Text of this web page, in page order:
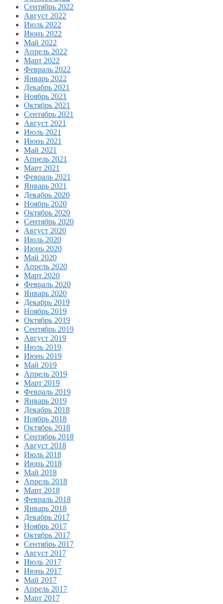
Сентябрь 2022
Август 2022
Июль 2022
Июнь 2022
Май 2022
Апрель 2022
Март 2022
Февраль 2022
Январь 2022
Декабрь 2021
Ноябрь 2021
Октябрь 2021
Сентябрь 2021
Август 2021
Июль 2021
Июнь 2021
Май 2021
Апрель 2021
Март 2021
Февраль 2021
Январь 2021
Декабрь 2020
Ноябрь 2020
Октябрь 2020
Сентябрь 2020
Август 2020
Июль 2020
Июнь 2020
Май 2020
Апрель 2020
Март 2020
Февраль 2020
Январь 2020
Декабрь 2019
Ноябрь 2019
Октябрь 2019
Сентябрь 2019
Август 2019
Июль 2019
Июнь 2019
Май 2019
Апрель 2019
Март 2019
Февраль 2019
Январь 2019
Декабрь 2018
Ноябрь 2018
Октябрь 2018
Сентябрь 2018
Август 2018
Июль 2018
Июнь 2018
Май 2018
Апрель 2018
Март 2018
Февраль 2018
Январь 2018
Декабрь 2017
Ноябрь 2017
Октябрь 2017
Сентябрь 2017
Август 2017
Июль 2017
Июнь 2017
Май 2017
Апрель 2017
Март 2017